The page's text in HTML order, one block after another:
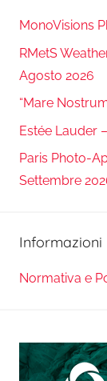
MonoVisions
RMetS
Agosto 2026
“Mare
Estée Lauder
Paris Photo-
Settembre
Informazioni
Normativa e